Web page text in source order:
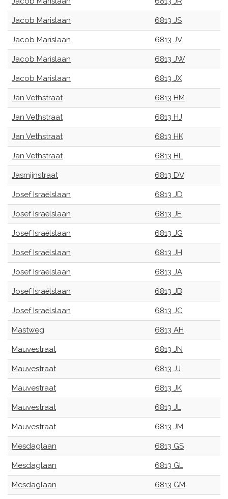
Jacob Marislaan 6813 JS
Jacob Marislaan 6813 JV
Jacob Marislaan 6813 JW
Jacob Marislaan 6813 JX
Jan Vethstraat 6813 HM
Jan Vethstraat 6813 HJ
Jan Vethstraat 6813 HK
Jan Vethstraat 6813 HL
Jasmijnstraat 6813 DV
Josef Israëlslaan 6813 JD
Josef Israëlslaan 6813 JE
Josef Israëlslaan 6813 JG
Josef Israëlslaan 6813 JH
Josef Israëlslaan 6813 JA
Josef Israëlslaan 6813 JB
Josef Israëlslaan 6813 JC
Mastweg 6813 AH
Mauvestraat 6813 JN
Mauvestraat 6813 JJ
Mauvestraat 6813 JK
Mauvestraat 6813 JL
Mauvestraat 6813 JM
Mesdaglaan 6813 GS
Mesdaglaan 6813 GL
Mesdaglaan 6813 GM